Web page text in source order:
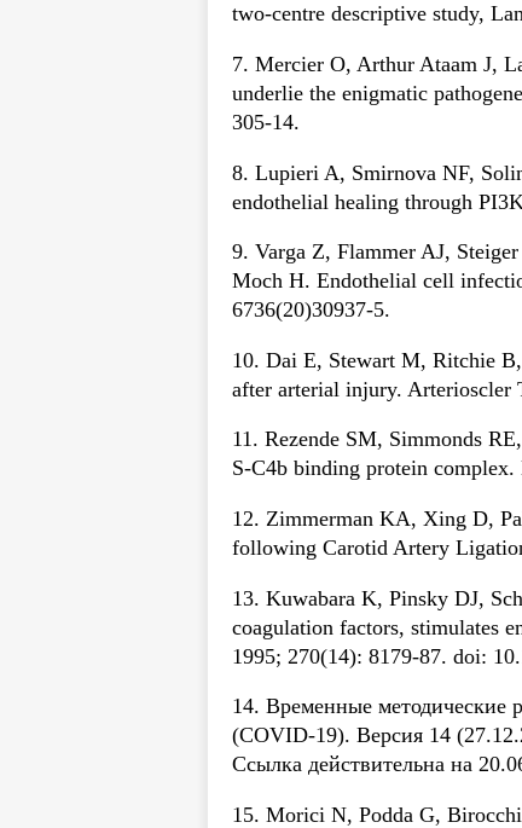
two-centre descriptive study,
7. Mercier O, Arthur Ataam J,
underlie the enigmatic
305-14.
8. Lupieri A, Smirnova NF,
endothelial healing through
9. Varga Z, Flammer AJ,
Moch H. Endothelial cell
6736(20)30937-5.
10. Dai E, Stewart M, Ritchie
after arterial injury. Arterioscler
11. Rezende SM, Simmonds
S-C4b binding protein
12. Zimmerman KA, Xing D,
following Carotid Artery
13. Kuwabara K, Pinsky DJ,
coagulation factors, stimulates
1995; 270(14): 8179-87. doi:
14. Временные методические
(COVID-19). Версия 14
Ссылка действительна на
15. Morici N, Podda G,